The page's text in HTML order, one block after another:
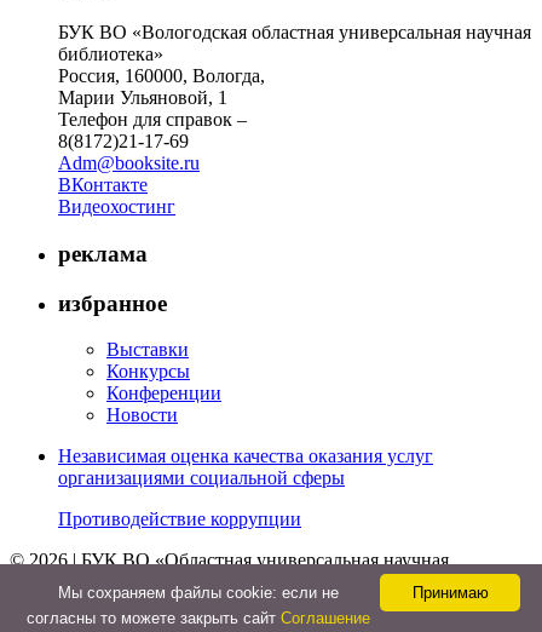
БУК ВО «Вологодская областная универсальная научная
библиотека»
Россия, 160000, Вологда,
Марии Ульяновой, 1
Телефон для справок –
8(8172)21-17-69
Adm@booksite.ru
ВКонтакте
Видеохостинг
реклама
избранное
Выставки
Конкурсы
Конференции
Новости
Независимая оценка качества оказания услуг
организациями социальной сферы
Противодействие коррупции
© 2026 | БУК ВО «Областная универсальная научная
библиотека»
Принимаю
Мы cохраняем файлы cookie: если не
согласны то можете закрыть сайт Соглашение